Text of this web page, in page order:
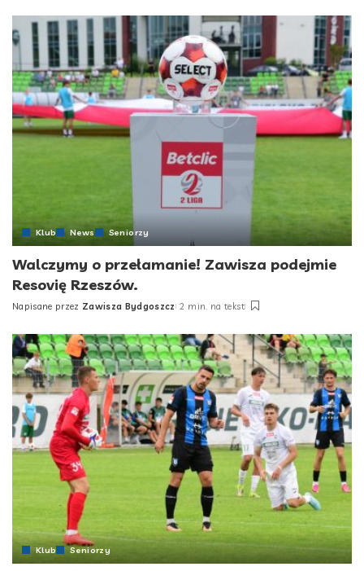
Klub News Seniorzy
Walczymy o przełamanie! Zawisza podejmie
Resovię Rzeszów.
Posted
Napisane przez Zawisza Bydgoszcz 2 min. na tekst
Klub Seniorzy